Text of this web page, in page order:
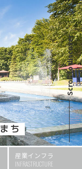
Scroll to discover
産業インフラ
INFRASTRUCTURE